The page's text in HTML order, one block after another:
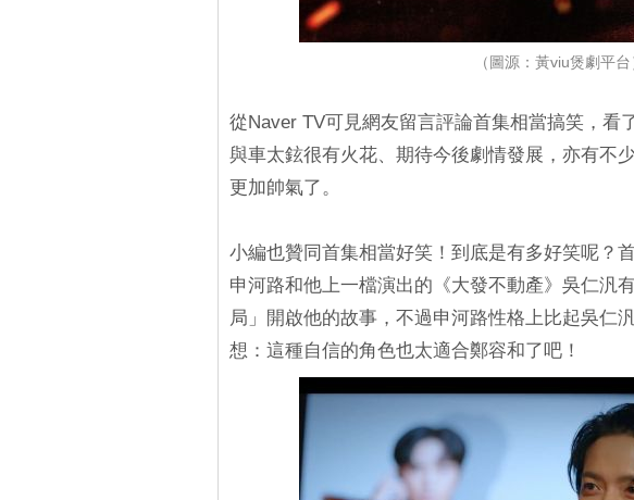
（圖源：黃viu煲劇平台
從Naver TV可見網友留言評論首集相當搞笑，看
與車太鉉很有火花、期待今後劇情發展，亦有不
更加帥氣了。
小編也贊同首集相當好笑！到底是有多好笑呢？
申河路和他上一檔演出的《大發不動產》吳仁汎
局」開啟他的故事，不過申河路性格上比起吳仁
想：這種自信的角色也太適合鄭容和了吧！